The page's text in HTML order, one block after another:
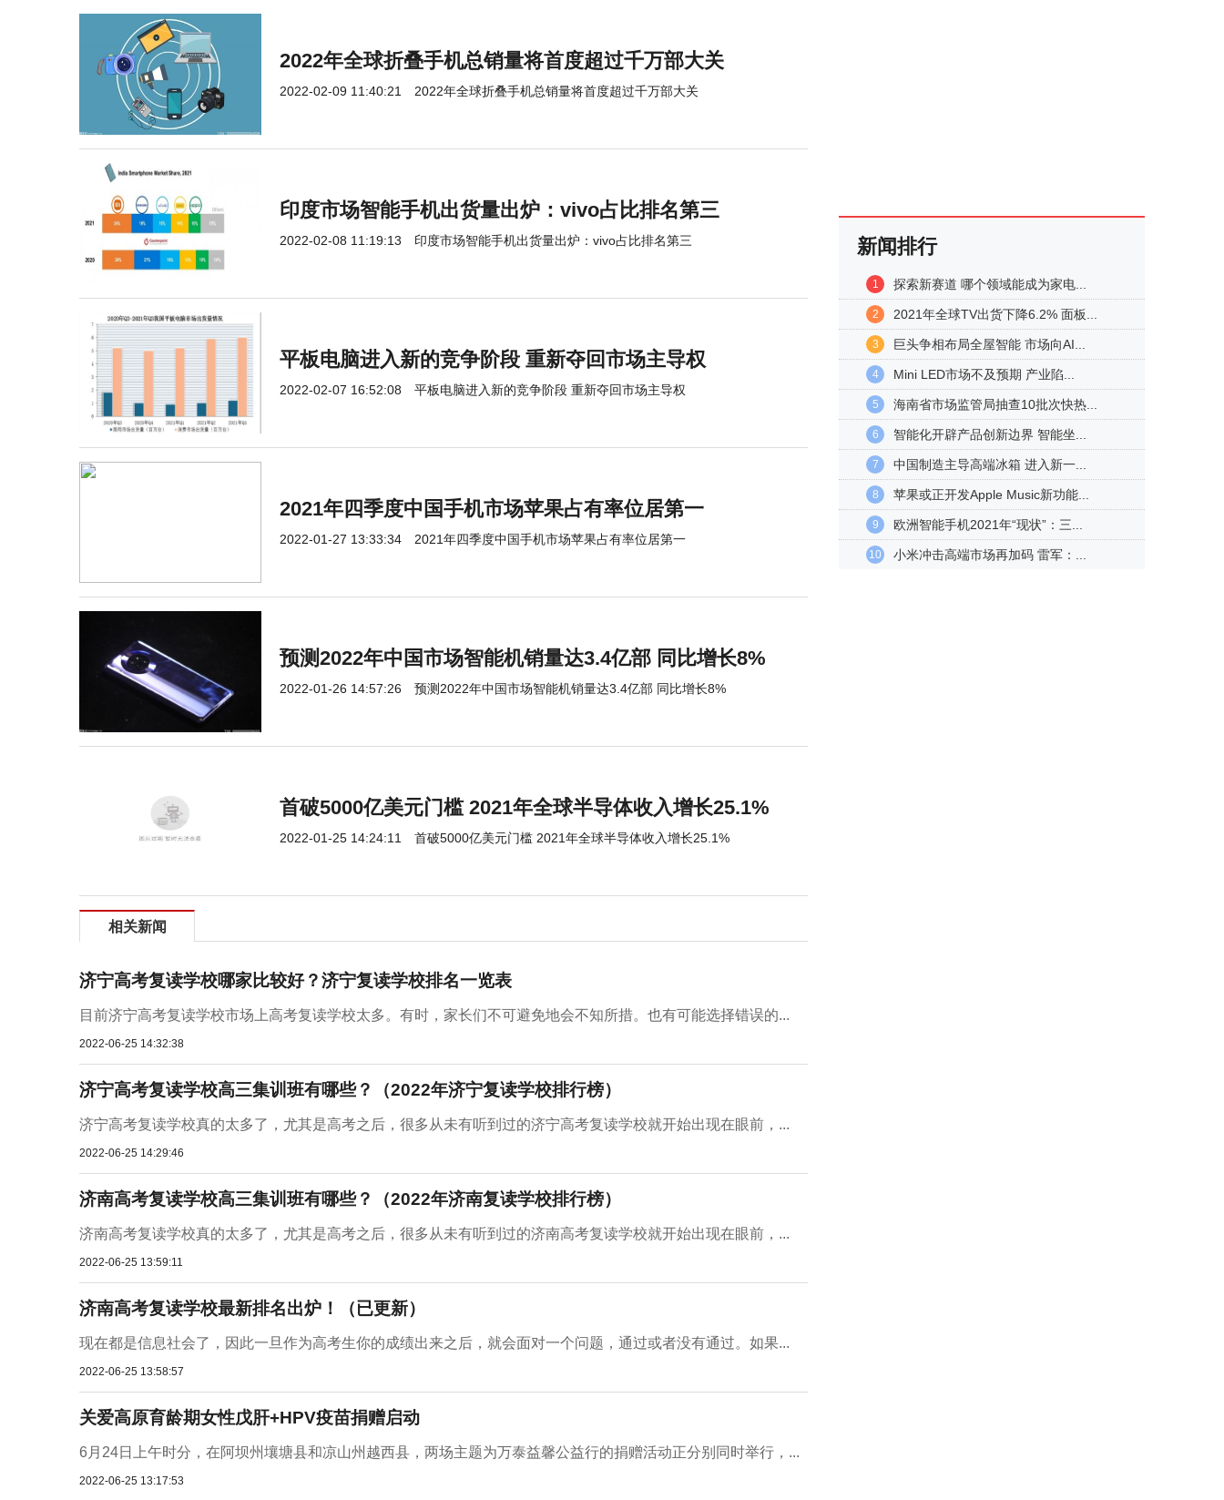
2022年全球折叠手机总销量将首度超过千万部大关
2022-02-09 11:40:21 2022年全球折叠手机总销量将首度超过千万部大关
印度市场智能手机出货量出炉：vivo占比排名第三
2022-02-08 11:19:13 印度市场智能手机出货量出炉：vivo占比排名第三
平板电脑进入新的竞争阶段 重新夺回市场主导权
2022-02-07 16:52:08 平板电脑进入新的竞争阶段 重新夺回市场主导权
2021年四季度中国手机市场苹果占有率位居第一
2022-01-27 13:33:34 2021年四季度中国手机市场苹果占有率位居第一
预测2022年中国市场智能机销量达3.4亿部 同比增长8%
2022-01-26 14:57:26 预测2022年中国市场智能机销量达3.4亿部 同比增长8%
首破5000亿美元门槛 2021年全球半导体收入增长25.1%
2022-01-25 14:24:11 首破5000亿美元门槛 2021年全球半导体收入增长25.1%
相关新闻
济宁高考复读学校哪家比较好？济宁复读学校排名一览表
目前济宁高考复读学校市场上高考复读学校太多。有时，家长们不可避免地会不知所措。也有可能选择错误的...
2022-06-25 14:32:38
济宁高考复读学校高三集训班有哪些？（2022年济宁复读学校排行榜）
济宁高考复读学校真的太多了，尤其是高考之后，很多从未有听到过的济宁高考复读学校就开始出现在眼前，...
2022-06-25 14:29:46
济南高考复读学校高三集训班有哪些？（2022年济南复读学校排行榜）
济南高考复读学校真的太多了，尤其是高考之后，很多从未有听到过的济南高考复读学校就开始出现在眼前，...
2022-06-25 13:59:11
济南高考复读学校最新排名出炉！（已更新）
现在都是信息社会了，因此一旦作为高考生你的成绩出来之后，就会面对一个问题，通过或者没有通过。如果...
2022-06-25 13:58:57
关爱高原育龄期女性戊肝+HPV疫苗捐赠启动
6月24日上午时分，在阿坝州壤塘县和凉山州越西县，两场主题为万泰益馨公益行的捐赠活动正分别同时举行，...
2022-06-25 13:17:53
新闻排行
1 探索新赛道 哪个领域能成为家电...
2 2021年全球TV出货下降6.2% 面板...
3 巨头争相布局全屋智能 市场向AI...
4 Mini LED市场不及预期 产业陷...
5 海南省市场监管局抽查10批次快热...
6 智能化开辟产品创新边界 智能坐...
7 中国制造主导高端冰箱 进入新一...
8 苹果或正开发Apple Music新功能...
9 欧洲智能手机2021年“现状”：三...
10 小米冲击高端市场再加码 雷军：...